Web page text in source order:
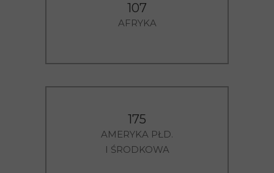
175
AMERYKA PŁD.
I ŚRODKOWA
107
AFRYKA